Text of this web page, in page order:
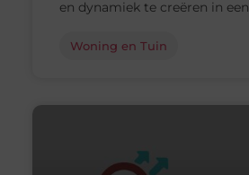
en dynamiek te creëren in een
Woning en Tuin